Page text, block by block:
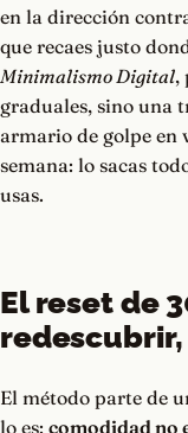
en la dirección
que recaes justo
Minimalismo Digital,
graduales, sino una
armario de golpe en
semana: lo sacas
usas.
El reset de
El método parte de
lo es: comodidad no